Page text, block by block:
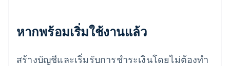
หากพร้อมเริ่มใช้งานแล้ว
สร้างบัญชีและเริ่มรับการชำระเงินโดยไม่ต้องทำ
โรมาเนีย
FrançaisDeutschEnglish